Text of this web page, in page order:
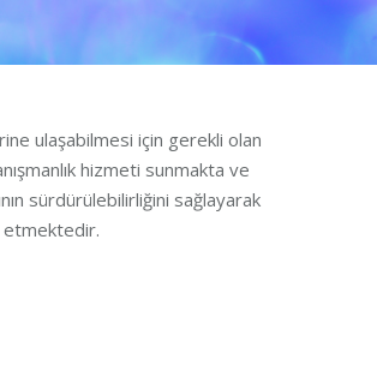
ulaşabilmesi için gerekli olan
hizmeti sunmakta ve
sürdürülebilirliğini sağlayarak
etmektedir.